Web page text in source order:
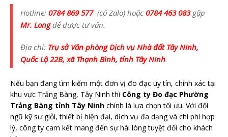
Hotline: 0784 869 577 (có Zalo) hoặc 0784 463 083gặp
Mr. Longđể được tư vấn.
Địa chỉ: Trụ sở Văn phòng Dịch vụ Nhà đất Tây Ninh,
Quốc Lộ 22B, xã Thạnh Bình, tỉnh Tây Ninh.
Nếu bạn đang tìm kiếm một đơn vị đo đạc uy tín, chính xác tại
khu vực Trảng Bàng, Tây Ninh thì Công ty Đo đạc Phường
Trảng Bàng tỉnh Tây Ninh chính là lựa chọn tối ưu. Với đội
ngũ kỹ sư giỏi, thiết bị hiện đại, dịch vụ đa dạng và chi phí hợp
lý, công ty cam kết mang đến sự hài lòng tuyệt đối cho khách